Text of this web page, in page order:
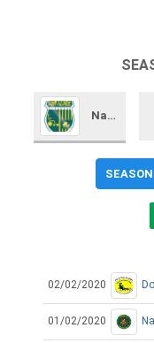
Nantes
02/02/2020
01/02/2020